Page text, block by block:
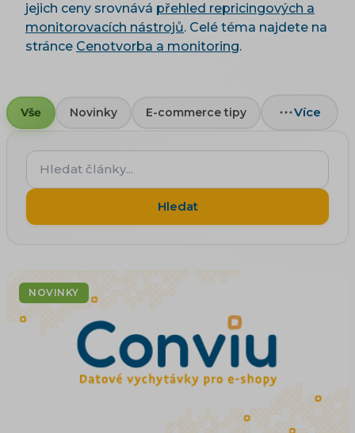
jejich ceny srovnává přehled repricingových a
monitorovacích nástrojů. Celé téma najdete na
stránce Cenotvorba a monitoring.
Vše Novinky E-commerce tipy Více
Hledat
články...
Hledat
NOVINKY